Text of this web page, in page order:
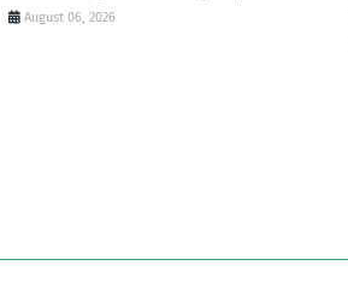
August 06, 2026